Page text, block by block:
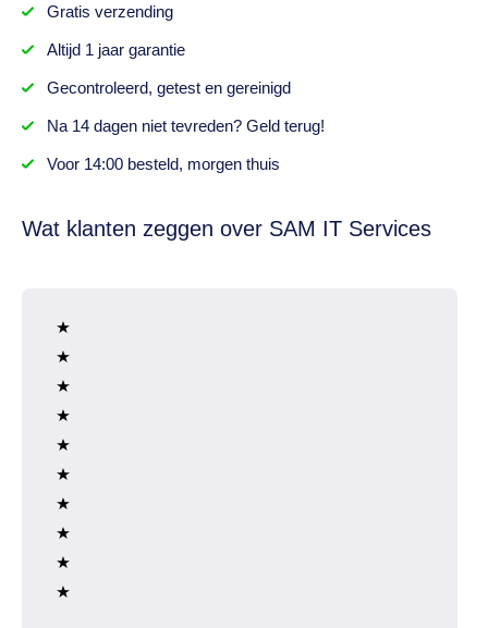
Gratis verzending
Altijd 1 jaargarantie
Gecontroleerd, getesten gereinigd
Na 14 dagenniet tevreden? Geld terug!
Voor 14:00 besteld, morgen thuis
Wat klanten zeggen over SAM IT Services